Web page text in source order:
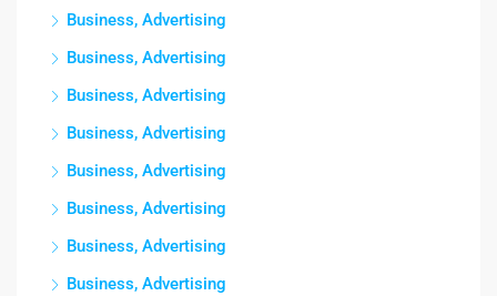
Business, Advertising
Business, Advertising
Business, Advertising
Business, Advertising
Business, Advertising
Business, Advertising
Business, Advertising
Business, Advertising